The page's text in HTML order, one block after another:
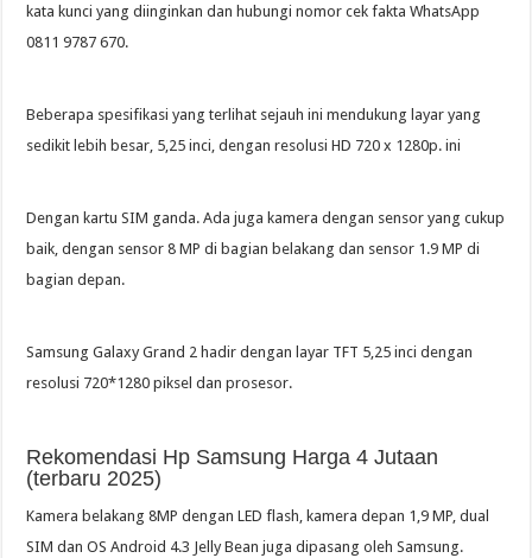
kata kunci yang diinginkan dan hubungi nomor cek fakta WhatsApp
0811 9787 670.
Beberapa spesifikasi yang terlihat sejauh ini mendukung layar yang
sedikit lebih besar, 5,25 inci, dengan resolusi HD 720 x 1280p. ini
Dengan kartu SIM ganda. Ada juga kamera dengan sensor yang cukup
baik, dengan sensor 8 MP di bagian belakang dan sensor 1.9 MP di
bagian depan.
Samsung Galaxy Grand 2 hadir dengan layar TFT 5,25 inci dengan
resolusi 720*1280 piksel dan prosesor.
Rekomendasi Hp Samsung Harga 4 Jutaan
(terbaru 2025)
Kamera belakang 8MP dengan LED flash, kamera depan 1,9 MP, dual
SIM dan OS Android 4.3 Jelly Bean juga dipasang oleh Samsung.